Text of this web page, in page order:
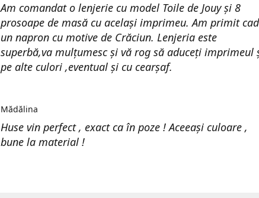
Am comandat o lenjerie cu model Toile de Jouy și 8
prosoape de masă cu același imprimeu. Am primit
un napron cu motive de Crăciun. Lenjeria este
superbă,va mulțumesc și vă rog să aduceți imprimeul
pe alte culori ,eventual și cu cearșaf.
Huse vin perfect , exact ca în poze ! Aceeași culoare ,
bune la material !
Mădălina